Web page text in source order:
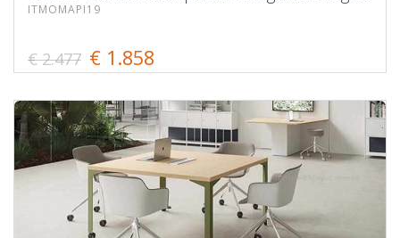
ITMOMAPI19
€ 2.477 € 1.858